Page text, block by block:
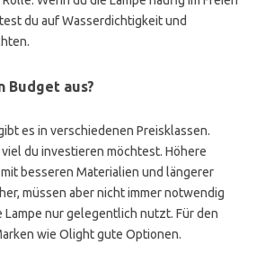
du auf Wasserdichtigkeit und
Budget aus?
es in verschiedenen Preisklassen.
du investieren möchtest. Höhere
besseren Materialien und längerer
müssen aber nicht immer notwendig
Lampe nur gelegentlich nutzt. Für den
wie Olight gute Optionen.